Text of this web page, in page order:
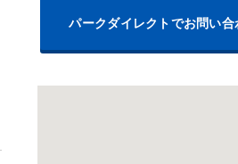
パークダイレクトでお問い合